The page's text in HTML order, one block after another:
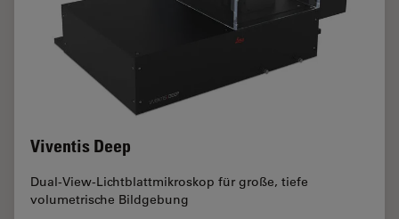
Viventis Deep
Dual-View-Lichtblattmikroskop für große, tiefe
volumetrische Bildgebung